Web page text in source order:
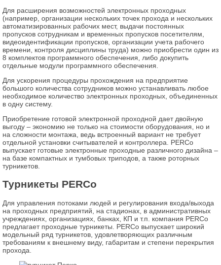
Для расширения возможностей электронных проходных
(например, организации нескольких точек прохода и нескольких
автоматизированных рабочих мест, выдачи постоянных
пропусков сотрудникам и временных пропусков посетителям,
видеоидентификации пропусков, организации учета рабочего
времени, контроля дисциплины труда) можно приобрести один из
8 комплектов программного обеспечения, либо докупить
отдельные модули программного обеспечения.
Для ускорения процедуры прохождения на предприятие
большого количества сотрудников можно устанавливать любое
необходимое количество электронных проходных, объединенных
в одну систему.
Приобретение готовой электронной проходной дает двойную
выгоду – экономию не только на стоимости оборудования, но и
на сложности монтажа, ведь встроенный вариант не требует
отдельной установки считывателей и контроллера. PERCo
выпускает готовые электронные проходные различного дизайна –
на базе компактных и тумбовых триподов, а также роторных
турникетов.
Турникеты PERCo
Для управления потоками людей и регулирования входа/выхода
на проходных предприятий, на стадионах, в административных
учреждениях, организациях, банках, КП и т.п. компания PERCo
предлагает проходные турникеты. PERCo выпускает широкий
модельный ряд турникетов, удовлетворяющих различным
требованиям к внешнему виду, габаритам и степени перекрытия
прохода.